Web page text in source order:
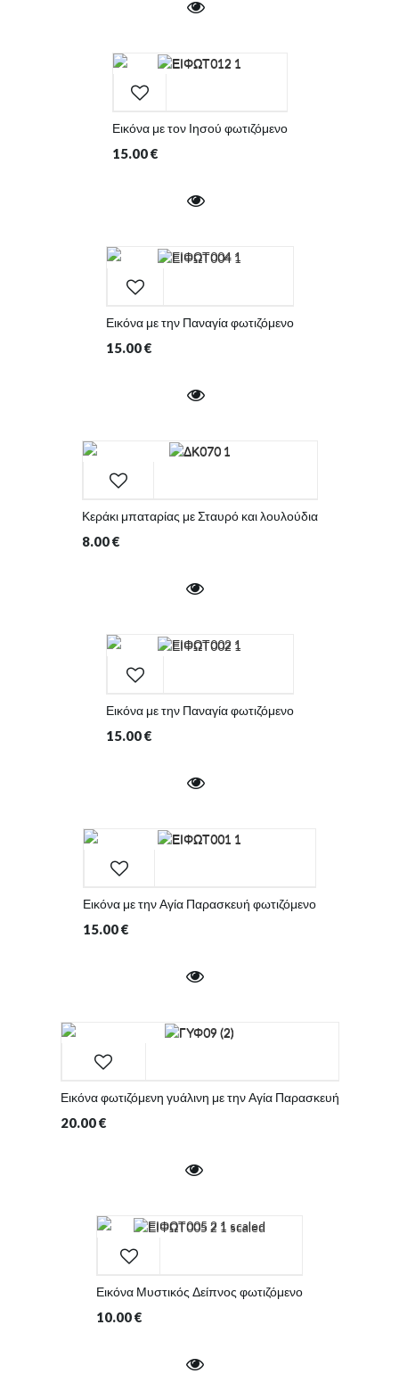
Εικόνα με τον Ιησού φωτιζόμενο
15.00€
Εικόνα με την Παναγία φωτιζόμενο
15.00€
Κεράκι μπαταρίας με Σταυρό και λουλούδια
8.00€
Εικόνα με την Παναγία φωτιζόμενο
15.00€
Εικόνα με την Αγία Παρασκευή φωτιζόμενο
15.00€
Εικόνα φωτιζόμενη γυάλινη με την Αγία Παρασκευή
20.00€
Εικόνα Μυστικός Δείπνος φωτιζόμενο
10.00€